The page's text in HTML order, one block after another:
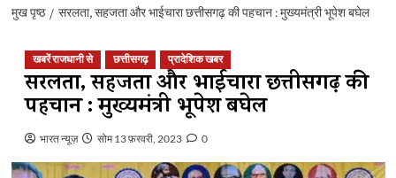
मुख पृष्ठ सरलता, सहजता और भाईचारा छत्तीसगढ़ की पहचान : मुख्यमंत्री भूपेश बघेल
खबरें राजधानी से छत्तीसगढ़ प्रादेशिक खबर
सरलता, सहजता और भाईचारा छत्तीसगढ़ की
पहचान : मुख्यमंत्री भूपेश बघेल
भारत न्यूज़ सोम 13 फ़रवरी, 2023 0